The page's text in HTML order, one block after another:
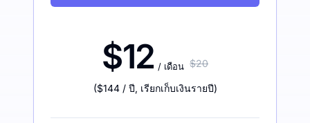
$12 / เดือน $20
($144 / ปี, เรียกเก็บเงินรายปี)